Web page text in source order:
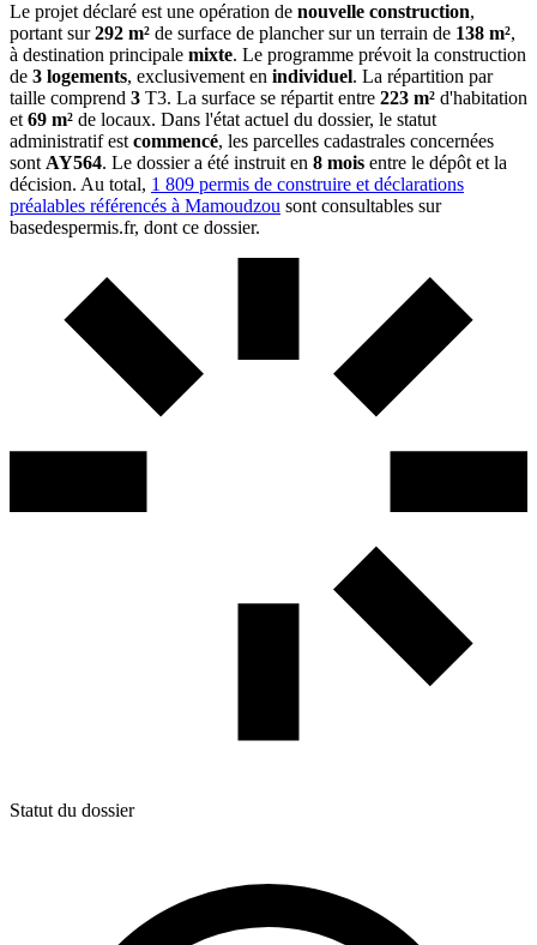
Le projet déclaré est une opération de nouvelle construction,
portant sur292 m² de surface de plancher sur un terrain de 138 m²,
à destination principale mixte. Le programme prévoit la construction
de 3 logements, exclusivement en individuel. La répartition par
taille comprend 3 T3. La surface se répartit entre 223 m² d'habitation
et 69 m² de locaux. Dans l'état actuel du dossier, le statut
administratif est commencé, les parcelles cadastrales concernées
sont AY564. Le dossier a été instruit en 8 mois entre le dépôt et la
décision. Au total, 1 809 permis de construire et déclarations
préalables référencés à Mamoudzou sont consultables sur
basedespermis.fr, dont ce dossier.
Statut du dossier